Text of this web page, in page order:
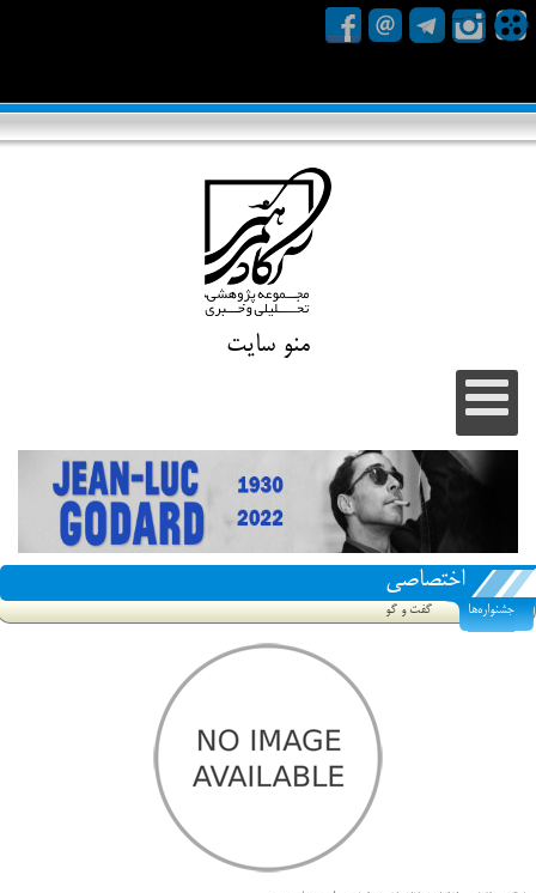
منو سایت
اختصاصی
جشنواره‌ها گفت و گو